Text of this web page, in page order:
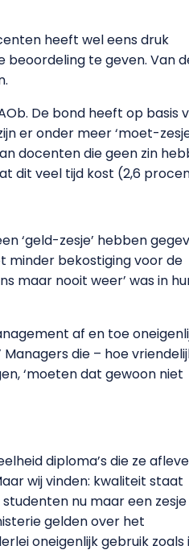
heeft wel eens druk
te geven. Van
De bond heeft op basis
er onder meer ‘moet-
docenten die geen zin
dit veel tijd kost (2,6
‘geld-zesje’ hebben
minder bekostiging voor de
maar nooit weer’ was in
af en toe
die – hoe
‘moeten dat gewoon niet
diploma’s die ze
wij vinden: kwaliteit staat
nu maar een
gelden over het
oneigenlijk gebruik zoals